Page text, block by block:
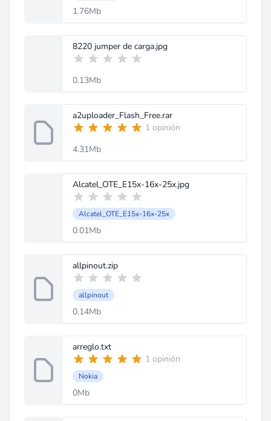
1.76Mb
8220 jumper de carga.jpg
0.13Mb
a2uploader_Flash_Free.rar
1 opinión
4.31Mb
Alcatel_OTE_E15x-16x-25x.jpg
Alcatel_OTE_E15x-16x-25x
0.01Mb
allpinout.zip
allpinout
0.14Mb
arreglo.txt
1 opinión
Nokia
0Mb